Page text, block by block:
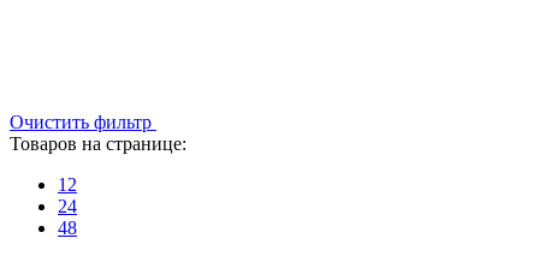
Очистить фильтр
Товаров на странице:
12
24
48